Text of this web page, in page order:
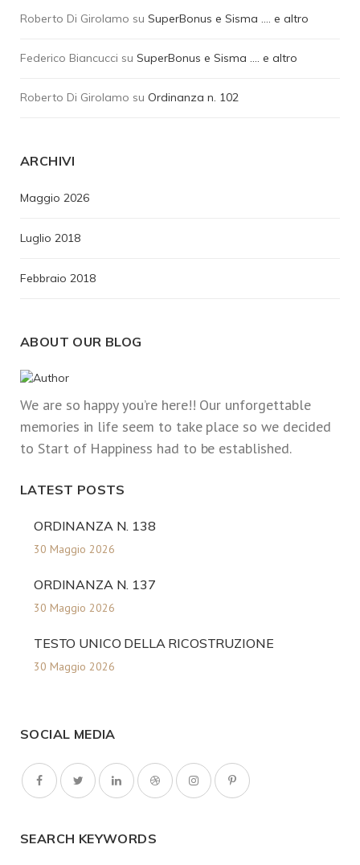
Roberto Di Girolamo su SuperBonus e Sisma …. e altro
Federico Biancucci su SuperBonus e Sisma …. e altro
Roberto Di Girolamo su Ordinanza n. 102
ARCHIVI
Maggio 2026
Luglio 2018
Febbraio 2018
ABOUT OUR BLOG
We are so happy you’re here!! Our unforgettable
memories in life seem to take place so we decided
to Start of Happiness had to be established.
LATEST POSTS
ORDINANZA N. 138
30 Maggio 2026
ORDINANZA N. 137
30 Maggio 2026
TESTO UNICO DELLA RICOSTRUZIONE
30 Maggio 2026
SOCIAL MEDIA
SEARCH KEYWORDS